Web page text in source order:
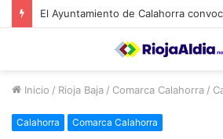
Inicio / Rioja Baja / Comarca Calahorra /
Calahorra Comarca Calahorra